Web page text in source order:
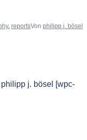
, reportsVon philipp j. bösel
j. bösel [wpc-